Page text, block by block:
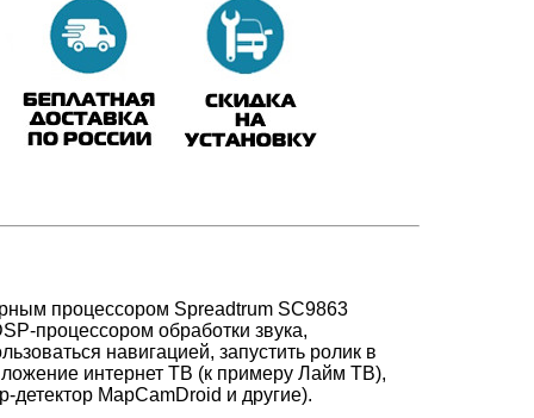
процессором Spreadtrum SC9863
процессором обработки звука,
навигацией, запустить ролик в
интернет ТВ (к примеру Лайм ТВ),
MapCamDroid и другие).